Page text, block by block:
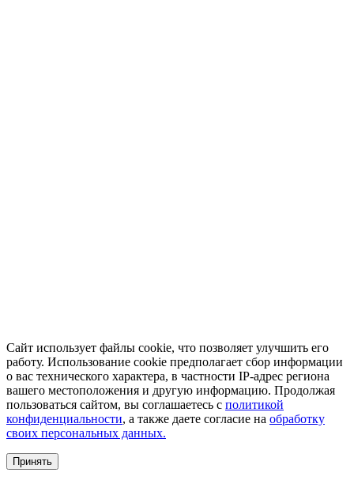
Сайт использует файлы cookie, что позволяет улучшить его
работу. Использование cookie предполагает сбор информации
о вас технического характера, в частности IP-адрес региона
вашего местоположения и другую информацию. Продолжая
пользоваться сайтом, вы соглашаетесь с политикой
конфиденциальности, а также даете согласие на обработку
своих персональных данных.
Принять